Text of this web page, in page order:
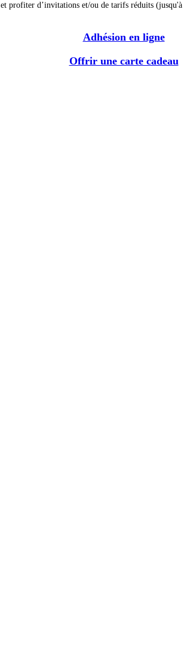
et profiter d’invitations et/ou de tarifs réduits (jusqu'à
Adhésion en ligne
Offrir une carte cadeau